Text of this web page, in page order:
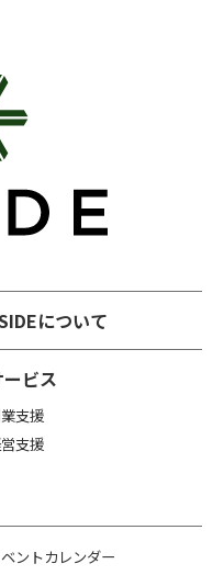
について
ービス
支援
支援
ントカレンダー